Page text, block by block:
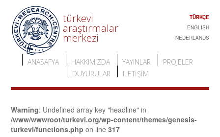
TÜRKÇE
ENGLISH
NEDERLANDS
türkevi
araştırmalar
merkezi
ANASAFYA HAKKIMIZDA YAYINLAR
PROJELER
DUYURULAR
ILETIŞIM
Warning: Undefined array key "headline" in
/www/wwwroot/turkevi.org/wp-content/themes/genesis-
turkevi/functions.php on line317